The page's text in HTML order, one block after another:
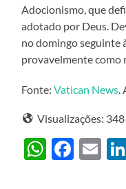
Adocionismo, que
adotado por Deus.
no domingo seguinte
provavelmente como
Fonte:Vatican News
Visualizações: 348